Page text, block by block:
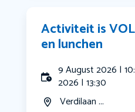
Activiteit is
en lunchen
9 August 2026 |
2026 | 13:30
Verdilaan ...